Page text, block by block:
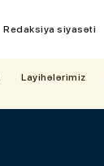
Redaksiya siyasəti
Layihələrimiz